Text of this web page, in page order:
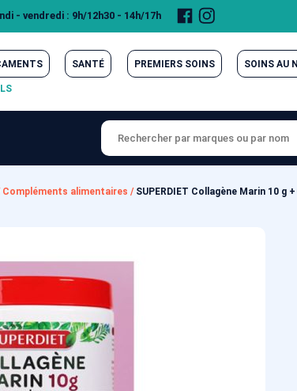
- vendredi : 9h/12h30 - 14h/17h
Page
Facebook
Instagram
SANTÉ PREMIERS SOINS SOINS AU
Compléments alimentaires / SUPERDIET Collagène Marin 10 g